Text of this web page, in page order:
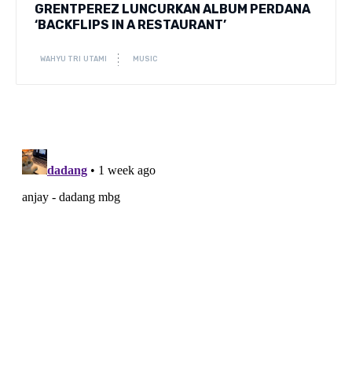
GRENTPEREZ LUNCURKAN ALBUM PERDANA
‘BACKFLIPS IN A RESTAURANT’
WAHYU TRI UTAMI MUSIC